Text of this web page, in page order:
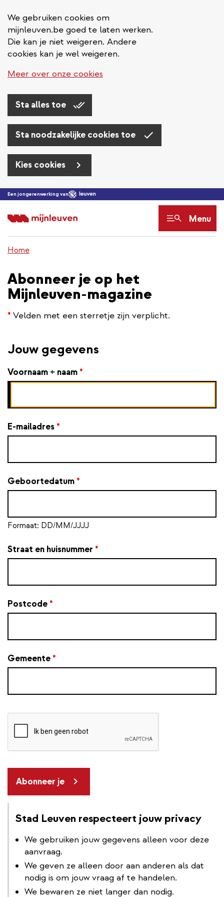
We gebruiken cookies om
mijnleuven.be goed te laten werken.
Die kan je niet weigeren. Andere
cookies kan je wel weigeren.
Meer over onze cookies
Sta alles toe
Sta noodzakelijke cookies toe
Kies cookies
Overslaan
naar
gaan
Een jongerenwerking van
Menu
Home
Abonneer je op het
Mijnleuven-magazine
* Velden met een sterretje zijn verplicht.
Jouw gegevens
Voornaam + naam *
E-mailadres *
Geboortedatum *
Formaat: DD/MM/JJJJ
Straat en huisnummer *
Postcode *
Gemeente *
Abonneer je
Stad Leuven respecteert jouw privacy
We gebruiken jouw gegevens alleen voor deze
aanvraag.
We geven ze alleen door aan anderen als dat
nodig is om jouw vraag af te handelen.
We bewaren ze niet langer dan nodig.